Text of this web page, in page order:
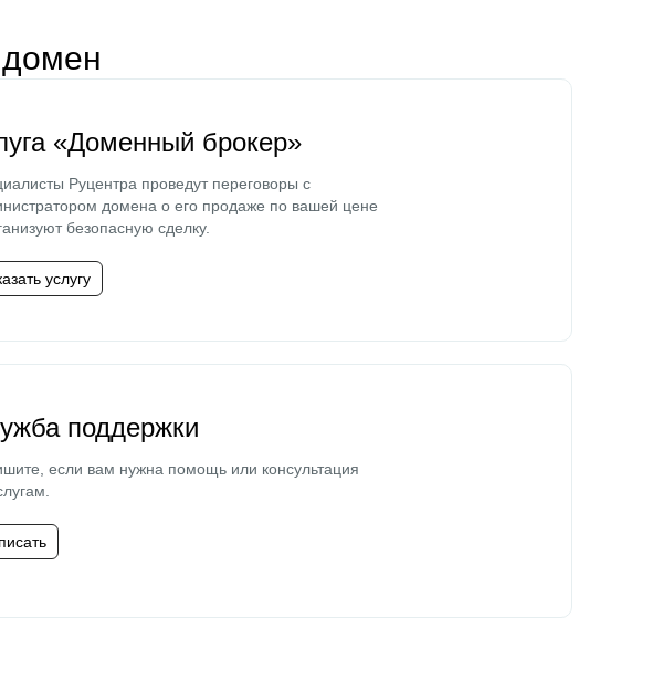
домен
«Доменный брокер»
Руцентра проведут переговоры с
домена о его продаже по вашей цене
безопасную сделку.
услугу
поддержки
если вам нужна помощь или консультация